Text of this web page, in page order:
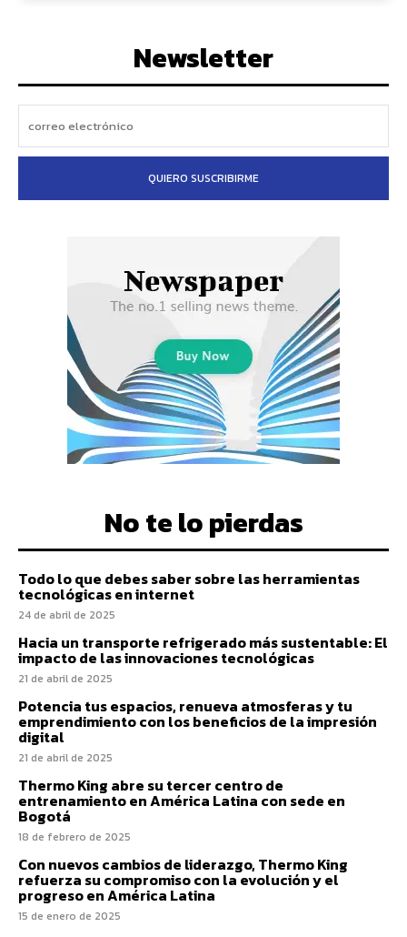
Newsletter
QUIERO SUSCRIBIRME
No te lo pierdas
Todo lo que debes saber sobre las herramientas
tecnológicas en internet
24 de abril de 2025
Hacia un transporte refrigerado más sustentable: El
impacto de las innovaciones tecnológicas
21 de abril de 2025
Potencia tus espacios, renueva atmosferas y tu
emprendimiento con los beneficios de la impresión
digital
21 de abril de 2025
Thermo King abre su tercer centro de
entrenamiento en América Latina con sede en
Bogotá
18 de febrero de 2025
Con nuevos cambios de liderazgo, Thermo King
refuerza su compromiso con la evolución y el
progreso en América Latina
15 de enero de 2025